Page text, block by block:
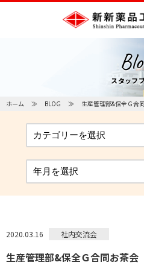
スタッフ
ホーム BLOG 生産管理部&保全Ｇ合
2020.03.16 社内交流会
生産管理部&保全Ｇ合同お茶会